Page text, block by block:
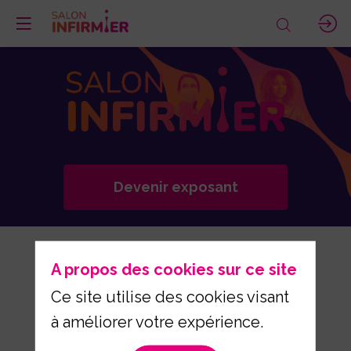
Devenir exposant
Un Salon dédié à la
profession infirmière pour
A propos des cookies sur ce site
Ce site utilise des cookies visant
à améliorer votre expérience.